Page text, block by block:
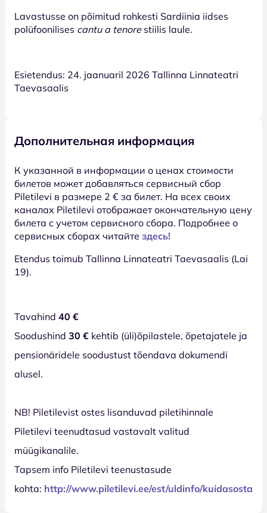
Lavastusse on põimitud rohkesti Sardiinia iidses
polüfoonilises cantu a tenorestiilis laule.
Esietendus: 24. jaanuaril 2026 Tallinna Linnateatri
Taevasaalis
Дополнительная информация
К указанной в информации о ценах стоимости
билетов может добавляться сервисный сбор
Piletilevi в размере 2 € за билет. На всех своих
каналах Piletilevi отображает окончательную цену
билета с учетом сервисного сбора. Подробнее о
сервисных сборах читайте здесь!
Etendus toimub Tallinna Linnateatri Taevasaalis (Lai
19).
Tavahind 40 €
Soodushind 30 € kehtib (üli)õpilastele, õpetajatele ja
pensionäridele soodustust tõendava dokumendi
alusel.
NB! Piletilevist ostes lisanduvad piletihinnale
Piletilevi teenudtasud vastavalt valitud
müügikanalile.
Tapsem info Piletilevi teenustasude
kohta: http://www.piletilevi.ee/est/uldinfo/kuidasosta/